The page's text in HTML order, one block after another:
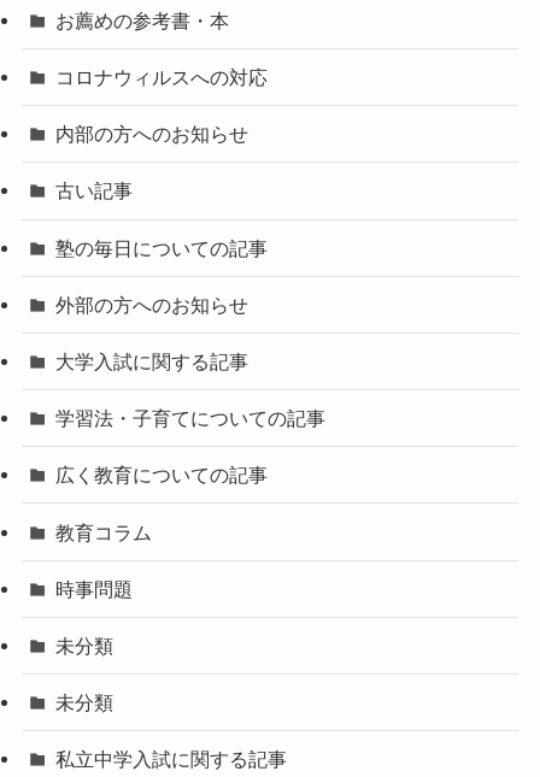
お薦めの参考書・本
コロナウィルスへの対応
内部の方へのお知らせ
古い記事
塾の毎日についての記事
外部の方へのお知らせ
大学入試に関する記事
学習法・子育てについての記事
広く教育についての記事
教育コラム
時事問題
未分類
未分類
私立中学入試に関する記事